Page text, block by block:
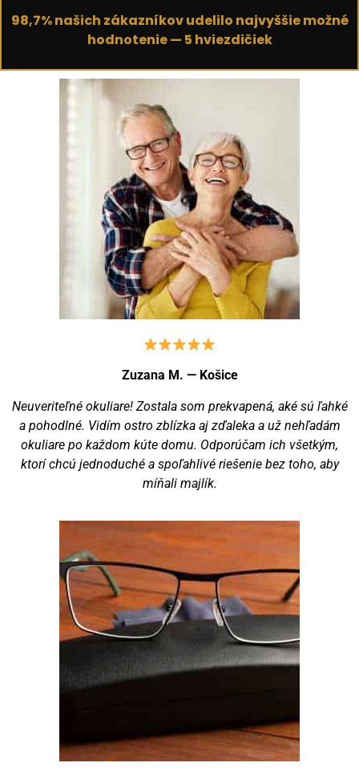
98,7% našich zákazníkov udelilo najvyššie možné
hodnotenie — 5 hviezdičiek
Zuzana M. — Košice
Neuveriteľné okuliare! Zostala som prekvapená, aké sú ľahké
a pohodlné. Vidím ostro zblízka aj zďaleka a už nehľadám
okuliare po každom kúte domu. Odporúčam ich všetkým,
ktorí chcú jednoduché a spoľahlivé riešenie bez toho, aby
míňali majlík.